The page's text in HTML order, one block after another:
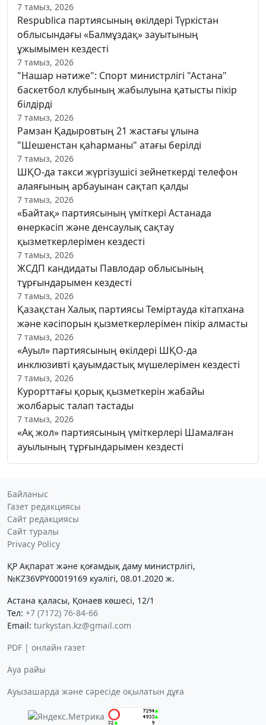
7 тамыз, 2026
Respublica партиясының өкілдері Түркістан
облысындағы «Балмұздақ» зауытының
ұжымымен кездесті
7 тамыз, 2026
"Нашар нәтиже": Спорт министрлігі "Астана"
баскетбол клубының жабылуына қатысты пікір
білдірді
7 тамыз, 2026
Рамзан Қадыровтың 21 жастағы ұлына
"Шешенстан қаһарманы" атағы берілді
7 тамыз, 2026
ШҚО-да такси жүргізушісі зейнеткерді телефон
алаяғының арбауынан сақтап қалды
7 тамыз, 2026
«Байтақ» партиясының үміткері Астанада
өнеркәсіп және денсаулық сақтау
қызметкерлерімен кездесті
7 тамыз, 2026
ЖСДП кандидаты Павлодар облысының
тұрғындарымен кездесті
7 тамыз, 2026
Қазақстан Халық партиясы Теміртауда кітапхана
және кәсіпорын қызметкерлерімен пікір алмасты
7 тамыз, 2026
«Ауыл» партиясының өкілдері ШҚО-да
инклюзивті қауымдастық мүшелерімен кездесті
7 тамыз, 2026
Курорттағы қорық қызметкерін жабайы
жолбарыс талап тастады
7 тамыз, 2026
«Ақ жол» партиясының үміткерлері Шамалған
ауылының тұрғындарымен кездесті
Байланыс
Газет редакциясы
Сайт редакциясы
Сайт туралы
Privacy Policy
ҚР Ақпарат және қоғамдық даму министрлігі,
№KZ36VPY00019169 куәлігі, 08.01.2020 ж.
Астана қаласы, Қонаев көшесі, 12/1
Тел: +7 (7172) 76-84-66
Email: turkystan.kz@gmail.com
PDF | онлайн газет
Ауа райы
Ауызашарда және сәресіде оқылатын дұға